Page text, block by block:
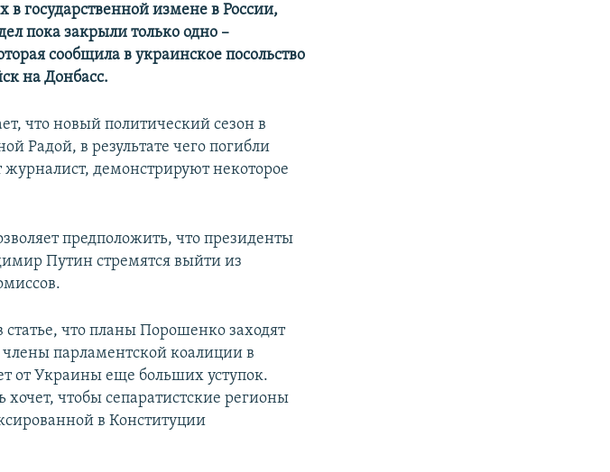
государственной измене в России,
пока закрыли только одно –
сообщила в украинское посольство
на Донбасс.
что новый политический сезон в
Радой, в результате чего погибли
демонстрируют некоторое
предположить, что президенты
Путин стремятся выйти из
что планы Порошенко заходят
члены парламентской коалиции в
от Украины еще больших уступок.
чтобы сепаратистские регионы
в Конституции